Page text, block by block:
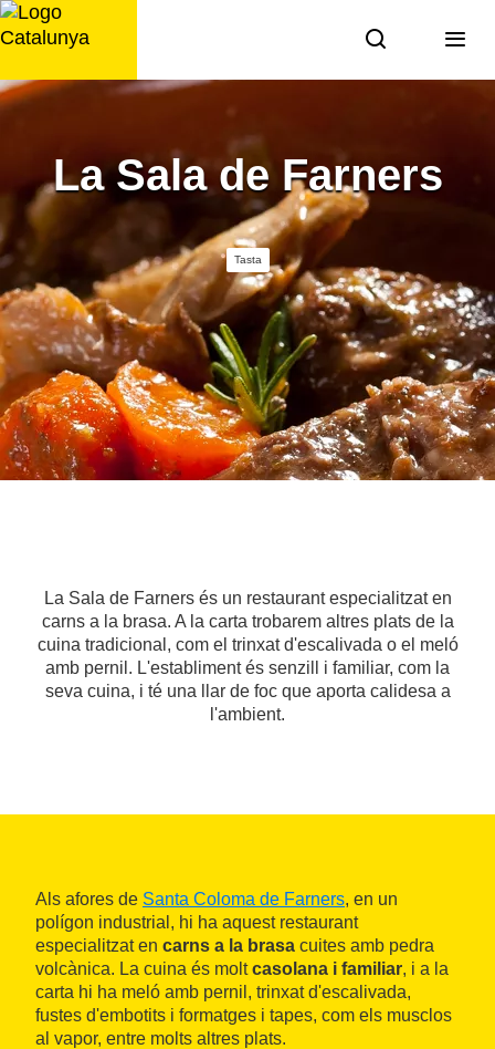
Saltar
al
La Sala de Farners
Tasta
La Sala de Farners és un restaurant especialitzat en
carns a la brasa. A la carta trobarem altres plats de la
cuina tradicional, com el trinxat d'escalivada o el meló
amb pernil. L'establiment és senzill i familiar, com la
seva cuina, i té una llar de foc que aporta calidesa a
l'ambient.
Als afores de Santa Coloma de Farners, en un
polígon industrial, hi ha aquest restaurant
especialitzat en carns a la brasa cuites amb pedra
volcànica. La cuina és moltcasolana i familiar, i a la
carta hi ha meló amb pernil, trinxat d'escalivada,
fustes d'embotits i formatges i tapes, com els musclos
al vapor, entre molts altres plats.